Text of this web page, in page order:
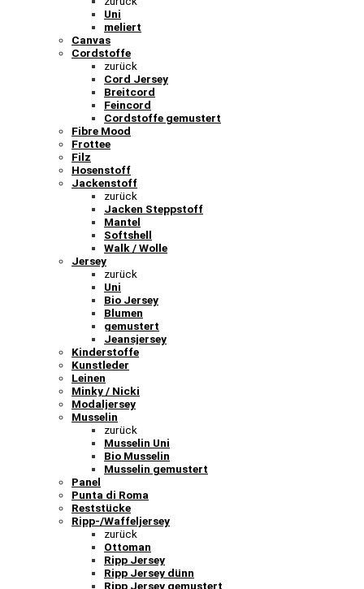
Uni
meliert
Canvas
Cordstoffe
zurück
Cord Jersey
Breitcord
Feincord
Cordstoffe gemustert
Fibre Mood
Frottee
Filz
Hosenstoff
Jackenstoff
zurück
Jacken Steppstoff
Mantel
Softshell
Walk / Wolle
Jersey
zurück
Uni
Bio Jersey
Blumen
gemustert
Jeansjersey
Kinderstoffe
Kunstleder
Leinen
Minky / Nicki
Modaljersey
Musselin
zurück
Musselin Uni
Bio Musselin
Musselin gemustert
Panel
Punta di Roma
Reststücke
Ripp-/Waffeljersey
zurück
Ottoman
Ripp Jersey
Ripp Jersey dünn
Ripp Jersey gemustert